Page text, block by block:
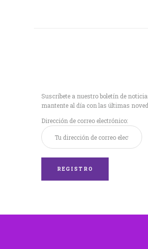
Suscríbete a nuestro boletín de
mantente al día con las últimas
Dirección de correo electrónico: